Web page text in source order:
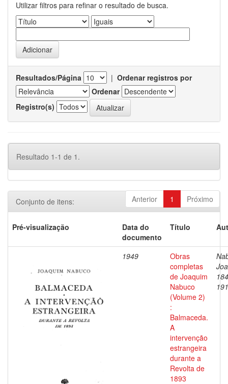
Utilizar filtros para refinar o resultado de busca.
Resultados/Página | Ordenar registros por
Ordenar
Registro(s)
Resultado 1-1 de 1.
Anterior 1 Próximo
Conjunto de itens:
Pré-visualização
Data do
documento
Título
1949
Obras
completas
de Joaquim
Nabuco
(Volume 2)
:
Balmaceda.
A
intervenção
estrangeira
durante a
Revolta de
1893